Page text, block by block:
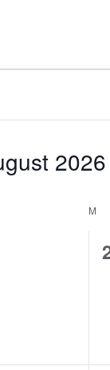
2026
M